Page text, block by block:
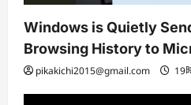
Windows is Quietly
Browsing History to
pikakichi2015@gmail.com 19